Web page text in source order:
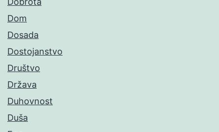
Dom
Dosada
Dostojanstvo
Društvo
Država
Duhovnost
Duša